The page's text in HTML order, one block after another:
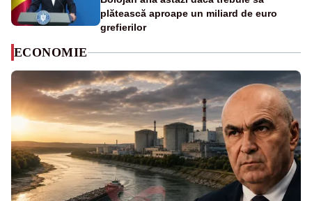
plătească aproape un miliard de euro
grefierilor
ECONOMIE